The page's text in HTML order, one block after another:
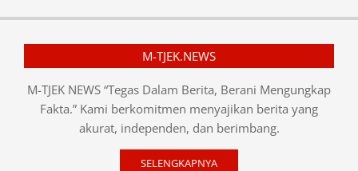
M-TJEK.NEWS
M-TJEK NEWS “Tegas Dalam Berita, Berani Mengungkap
Fakta.” Kami berkomitmen menyajikan berita yang
akurat, independen, dan berimbang.
SELENGKAPNYA